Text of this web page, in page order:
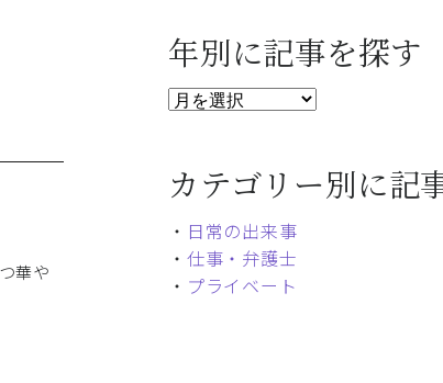
華や
年別に記事を探す
カテゴリー別に記
・ 日常の出来事
・ 仕事・弁護士
・ プライベート